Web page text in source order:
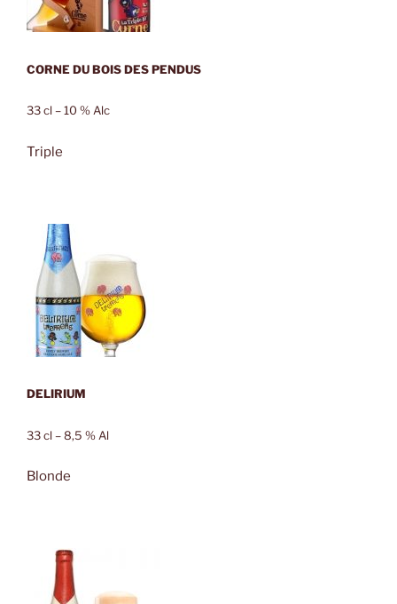
CORNE DU BOIS DES PENDUS
33 cl – 10 % Alc
Triple
DELIRIUM
33 cl – 8,5 % Al
Blonde